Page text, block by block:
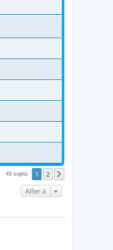
49 sujets 1 2
Aller à